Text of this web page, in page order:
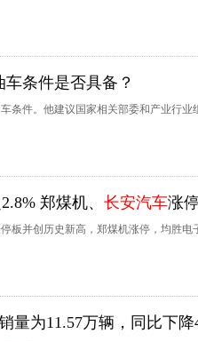
条件是否具备？
条件。他建议国家相关部委和产业行
郑煤机、 长安汽车涨
板并创历史新高，郑煤机涨停，均胜电
量为11.57万辆，同比下降